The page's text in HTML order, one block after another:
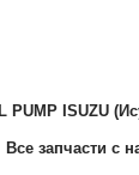
PUMP ISUZU
Все запчасти с